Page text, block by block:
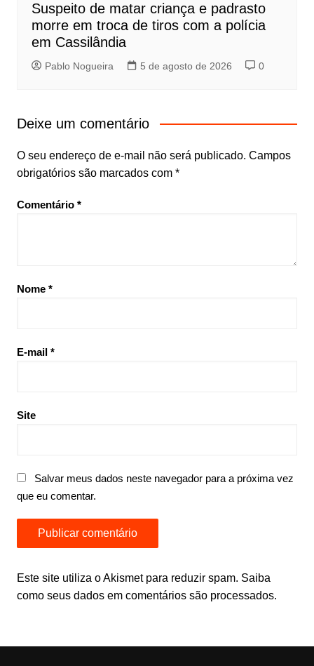
Suspeito de matar criança e padrasto
morre em troca de tiros com a polícia
em Cassilândia
Pablo Nogueira 5 de agosto de 2026 0
Deixe um comentário
O seu endereço de e-mail não será publicado. Campos
obrigatórios são marcados com *
Comentário *
Nome *
E-mail *
Site
Salvar meus dados neste navegador para a próxima vez
que eu comentar.
Este site utiliza o Akismet para reduzir spam. Saiba
como seus dados em comentários são processados.